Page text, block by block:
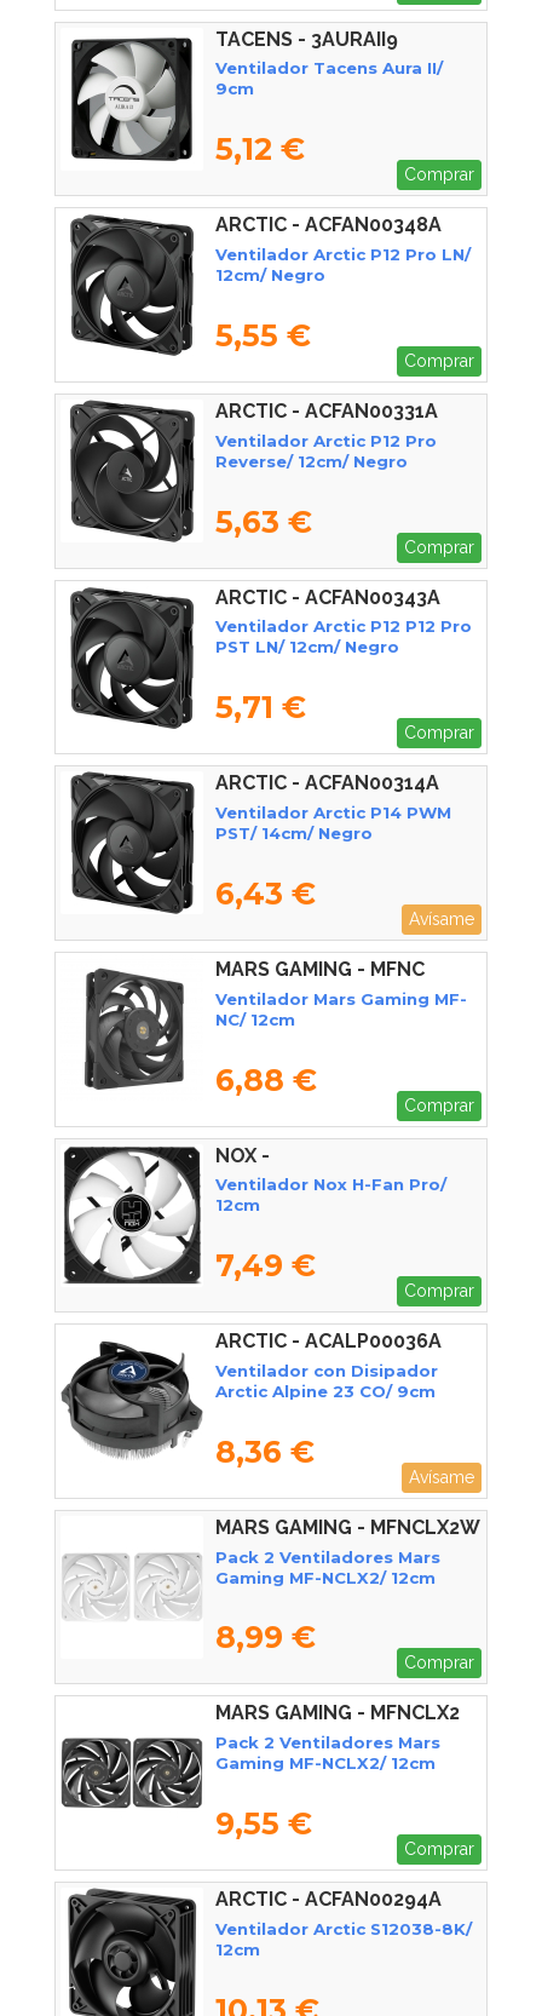
TACENS - 3AURAII9
Ventilador Tacens Aura II/
9cm
5,12 €
Comprar
ARCTIC - ACFAN00348A
Ventilador Arctic P12 Pro LN/
12cm/ Negro
5,55 €
Comprar
ARCTIC - ACFAN00331A
Ventilador Arctic P12 Pro
Reverse/ 12cm/ Negro
5,63 €
Comprar
ARCTIC - ACFAN00343A
Ventilador Arctic P12 P12 Pro
PST LN/ 12cm/ Negro
5,71 €
Comprar
ARCTIC - ACFAN00314A
Ventilador Arctic P14 PWM
PST/ 14cm/ Negro
6,43 €
Avísame
MARS GAMING - MFNC
Ventilador Mars Gaming MF-
NC/ 12cm
6,88 €
Comprar
NOX -
NXHUMMERHFANPROWN
Ventilador Nox H-Fan Pro/
12cm
7,49 €
Comprar
ARCTIC - ACALP00036A
Ventilador con Disipador
Arctic Alpine 23 CO/ 9cm
8,36 €
Avísame
MARS GAMING - MFNCLX2W
Pack 2 Ventiladores Mars
Gaming MF-NCLX2/ 12cm
8,99 €
Comprar
MARS GAMING - MFNCLX2
Pack 2 Ventiladores Mars
Gaming MF-NCLX2/ 12cm
9,55 €
Comprar
ARCTIC - ACFAN00294A
Ventilador Arctic S12038-8K/
12cm